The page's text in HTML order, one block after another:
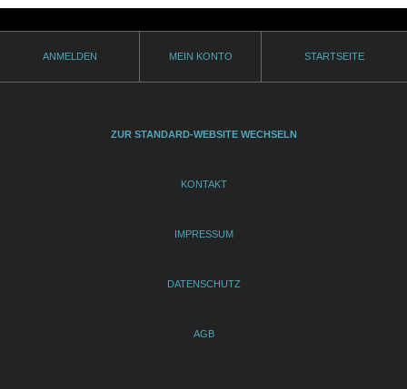
ANMELDEN MEIN KONTO STARTSEITE
ZUR STANDARD-WEBSITE WECHSELN
KONTAKT
IMPRESSUM
DATENSCHUTZ
AGB